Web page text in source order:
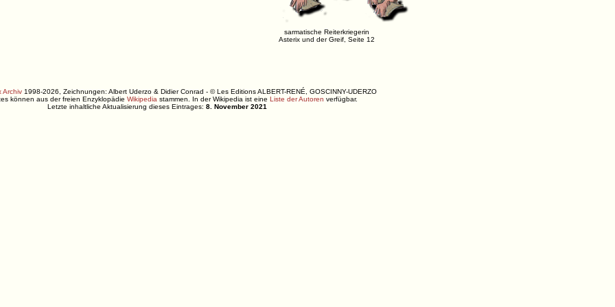
sarmatische Reiterkriegerin
Asterix und der Greif, Seite 12
Archiv1998-2026, Zeichnungen: Albert Uderzo & Didier Conrad - © Les Editions ALBERT-RENÉ, GOSCINNY-UDERZO
können aus der freien Enzyklopädie Wikipedia stammen. In der Wikipedia ist eine Liste der Autoren verfügbar.
Letzte inhaltliche Aktualisierung dieses Eintrages: 8. November 2021